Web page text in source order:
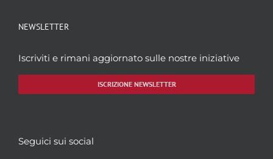
NEWSLETTER
Iscriviti e rimani aggiornato sulle nostre iniziative
ISCRIZIONE NEWSLETTER
Seguici sui social